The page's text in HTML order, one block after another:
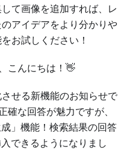
て画像を追加すれば、レ
アイデアをより分かりや
お試しください！
こんにちは！👋
せる新機能のお知らせで
な回答が魅力ですが、
」機能！検索結果の回答
できるようになりまし